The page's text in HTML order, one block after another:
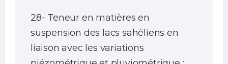
28- Teneur en matières en
suspension des lacs sahéliens en
liaison avec les variations